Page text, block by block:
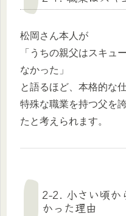
松岡さん本人が
「うちの親父はスキュ
なかった」
と語るほど、本格的な
特殊な職業を持つ父を
たと考えられます。
2-2. 小さい頃か
かった理由